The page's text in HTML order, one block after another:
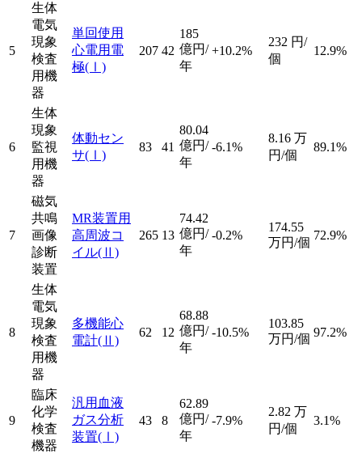
5
生体
電気
現象
検査
用機
器
単回使用
心電用電
極(Ⅰ)
207 42
185
億円/
年
+10.2%
232 円/
個
12.9%
6
生体
現象
監視
用機
器
体動セン
サ(Ⅰ)
83 41
80.04
億円/
年
-6.1%
8.16 万
円/個
89.1%
7
磁気
共鳴
画像
診断
装置
MR装置用
高周波コ
イル(Ⅱ)
265 13
74.42
億円/
年
-0.2%
174.55
万円/個
72.9%
8
生体
電気
現象
検査
用機
器
多機能心
電計(Ⅱ)
62 12
68.88
億円/
年
-10.5%
103.85
万円/個 97.2%
9
臨床
化学
検査
機器
汎用血液
ガス分析
装置(Ⅰ)
43 8
62.89
億円/
年
-7.9%
2.82 万
円/個
3.1%